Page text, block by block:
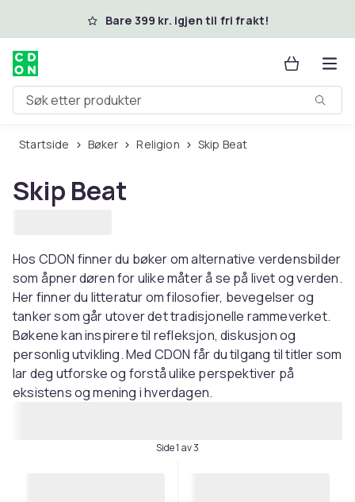
Hopp til hovedinnholdBare 399 kr. igjen til fri frakt!
Søk etter produkter
Startside Bøker Religion Skip Beat
Skip Beat
Hos CDON finner du bøker om alternative verdensbilder
som åpner døren for ulike måter å se på livet og verden.
Her finner du litteratur om filosofier, bevegelser og
tanker som går utover det tradisjonelle rammeverket.
Bøkene kan inspirere til refleksjon, diskusjon og
personlig utvikling. Med CDON får du tilgang til titler som
lar deg utforske og forstå ulike perspektiver på
eksistens og mening i hverdagen.
Side 1 av 3